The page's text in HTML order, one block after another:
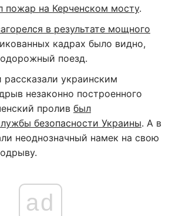
пожар на Керченском мосту.
в результате мощного
кадрах было видно,
поезд.
украинским
незаконно построенного
пролив был
безопасности Украины. А в
неоднозначный намек на свою
ad